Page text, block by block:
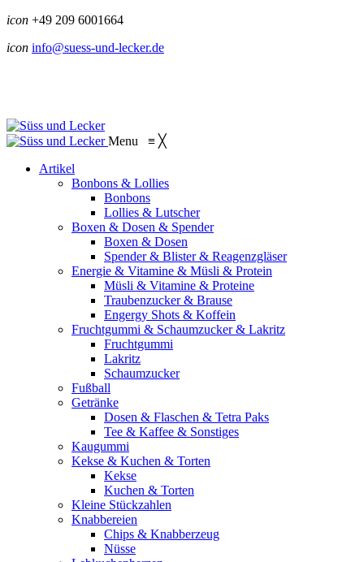
icon +49 209 6001664
icon info@suess-und-lecker.de
Menu ≡ ╳
Artikel
Bonbons & Lollies
Bonbons
Lollies & Lutscher
Boxen & Dosen & Spender
Boxen & Dosen
Spender & Blister & Reagenzgläser
Energie & Vitamine & Müsli & Protein
Müsli & Vitamine & Proteine
Traubenzucker & Brause
Engergy Shots & Koffein
Fruchtgummi & Schaumzucker & Lakritz
Fruchtgummi
Lakritz
Schaumzucker
Fußball
Getränke
Dosen & Flaschen & Tetra Paks
Tee & Kaffee & Sonstiges
Kaugummi
Kekse & Kuchen & Torten
Kekse
Kuchen & Torten
Kleine Stückzahlen
Knabbereien
Chips & Knabberzeug
Nüsse